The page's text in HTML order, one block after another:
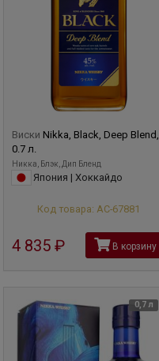
Виски Nikka, Black, Deep Blend,
0.7 л.
Никка, Блэк, Дип Бленд
Япония | Хоккайдо
Код товара: АС-67881
4 835 руб В корзину
0,7 л